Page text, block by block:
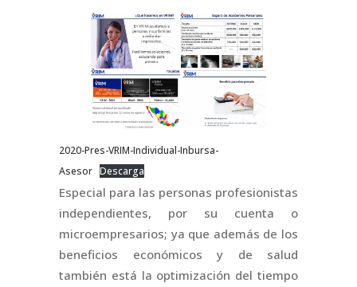
2020-Pres-VRIM-Individual-Inbursa-
Asesor Descarga
Especial para las personas profesionistas
independientes, por su cuenta o
microempresarios; ya que además de los
beneficios económicos y de salud
también está la optimización del tiempo